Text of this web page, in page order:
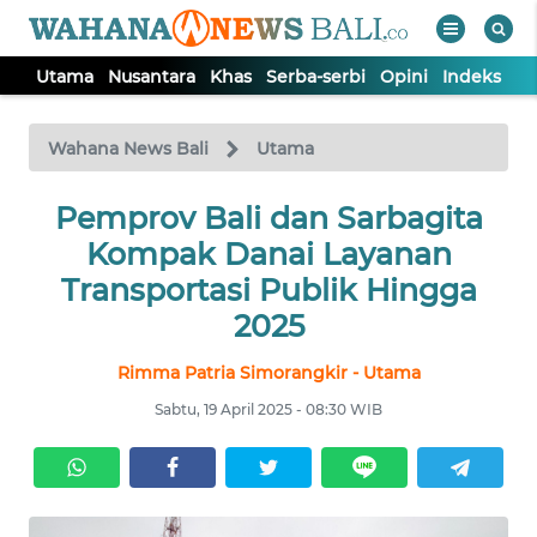
Utama Nusantara Khas Serba-serbi Opini Indeks
Wahana News Bali Utama
Pemprov Bali dan Sarbagita
Kompak Danai Layanan
Transportasi Publik Hingga
2025
Rimma Patria Simorangkir - Utama
Sabtu, 19 April 2025 - 08:30 WIB
TV
Tutup
UTAMA
NUSANTARA
SERBI